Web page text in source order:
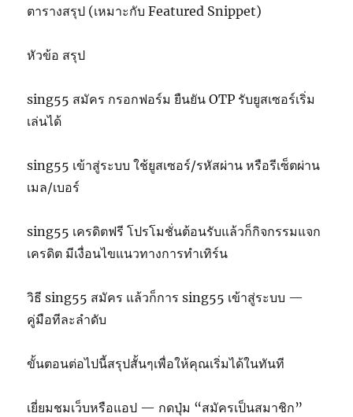
ตารางสรุป (เหมาะกับ Featured Snippet)
หัวข้อ สรุป
sing55 สมัคร กรอกฟอร์ม ยืนยัน OTP รับยูสเซอร์เริ่ม
เล่นได้
sing55 เข้าสู่ระบบ ใช้ยูสเซอร์/รหัสผ่าน หรือรีเซ็ตผ่าน
เมล/เบอร์
sing55 เครดิตฟรี โปรโมชั่นต้อนรับแล้วก็กิจกรรมแจก
เครดิต มีเงื่อนไขแนวทางการทำเทิร์น
วิธี sing55 สมัคร แล้วก็การ sing55 เข้าสู่ระบบ —
คู่มือทีละลำดับ
ขั้นตอนต่อไปนี้สรุปสั้นๆเพื่อให้คุณเริ่มได้ในทันที
เยี่ยมชมเว็บหรือแอป — กดปุ่ม “สมัครเป็นสมาชิก”